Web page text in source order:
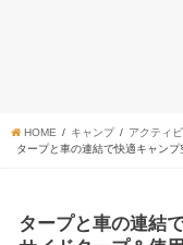
HOME キャンプ
アクティ
タープと車の連結で快適キャン
タープと車の連結